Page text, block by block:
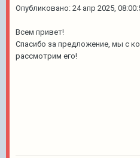
Опубликовано: 24 апр 2025,
Всем привет!
Спасибо за предложение, мы с
рассмотрим его!